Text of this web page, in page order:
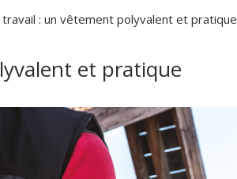
: un vêtement polyvalent et pratique
et pratique